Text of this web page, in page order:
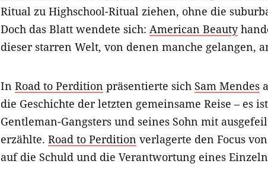
Ritual zu Highschool-Ritual ziehen, ohne die
Doch das Blatt wendete sich: American Beauty
dieser starren Welt, von denen manche gelangen,
In Road to Perdition präsentierte sich Sam Mendes
die Geschichte der letzten gemeinsame Reise – es
Gentleman-Gangsters und seines Sohn mit
erzählte. Road to Perdition verlagerte den Focus
auf die Schuld und die Verantwortung eines